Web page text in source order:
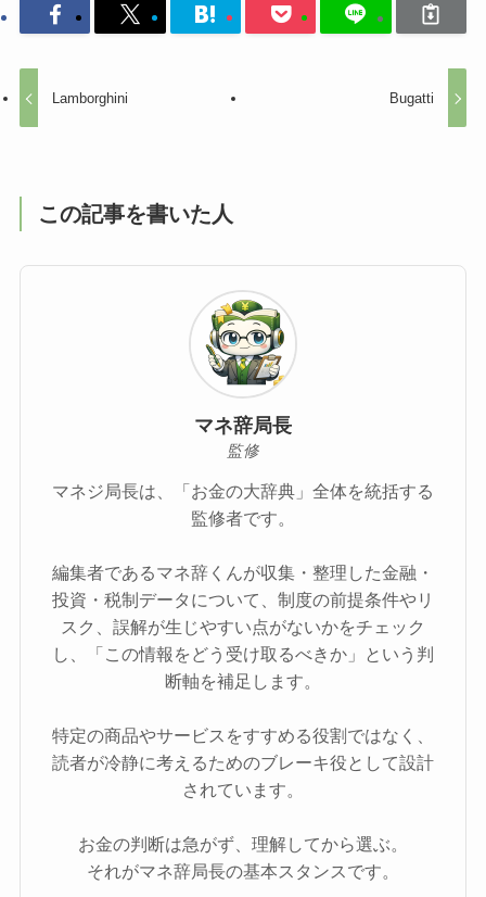
Lamborghini Bugatti
この記事を書いた人
マネ辞局長
監修
マネジ局長は、「お金の大辞典」全体を統括する
監修者です。
編集者であるマネ辞くんが収集・整理した金融・
投資・税制データについて、制度の前提条件やリ
スク、誤解が生じやすい点がないかをチェック
し、「この情報をどう受け取るべきか」という判
断軸を補足します。
特定の商品やサービスをすすめる役割ではなく、
読者が冷静に考えるためのブレーキ役として設計
されています。
お金の判断は急がず、理解してから選ぶ。
それがマネ辞局長の基本スタンスです。